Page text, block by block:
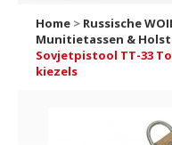
Home > Russische
Munitietassen &
Sovjetpistool TT-33
kiezels